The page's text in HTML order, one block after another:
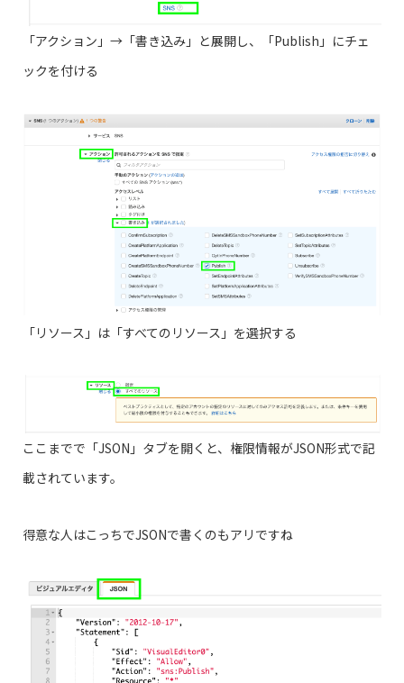
「アクション」→「書き込み」と展開し、「Publish」にチェ
ックを付ける
「リソース」は「すべてのリソース」を選択する
ここまでで「JSON」タブを開くと、権限情報がJSON形式で記
載されています。
得意な人はこっちでJSONで書くのもアリですね